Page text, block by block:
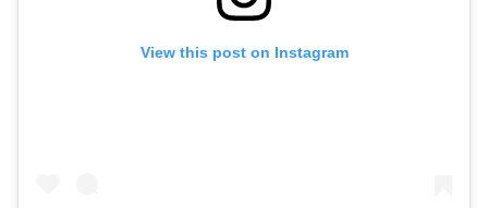
View this post on Instagram